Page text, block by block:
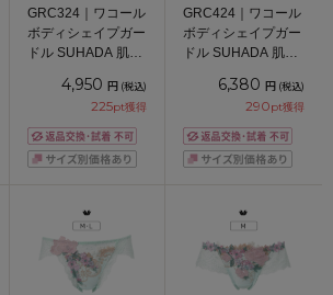
GRC324｜ワコール
ボディシェイプガー
ドル SUHADA 肌リ
トガードル ショー
ト丈・ジャストウエ
スト 58/64/70/76/82
4,950 円 (税込)
225pt獲得
GRC424｜ワコール
ボディシェイプガー
ドル SUHADA 肌リ
ガードル ジャスト
ウエスト・ロング丈
58/64/70/76/82/90/9
8
6,380 円 (税込)
290pt獲得